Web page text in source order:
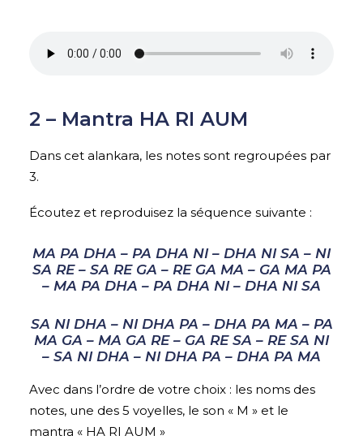
2 – Mantra HA RI AUM
Dans cet alankara, les notes sont regroupées par
3.
Écoutez et reproduisez la séquence suivante :
MA PA DHA – PA DHA NI – DHA NI SA – NI
SA RE – SA RE GA – RE GA MA – GA MA PA
– MA PA DHA – PA DHA NI – DHA NI SA
SA NI DHA – NI DHA PA – DHA PA MA – PA
MA GA – MA GA RE – GA RE SA – RE SA NI
– SA NI DHA – NI DHA PA – DHA PA MA
Avec dans l’ordre de votre choix : les noms des
notes, une des 5 voyelles, le son « M » et le
mantra « HA RI AUM »